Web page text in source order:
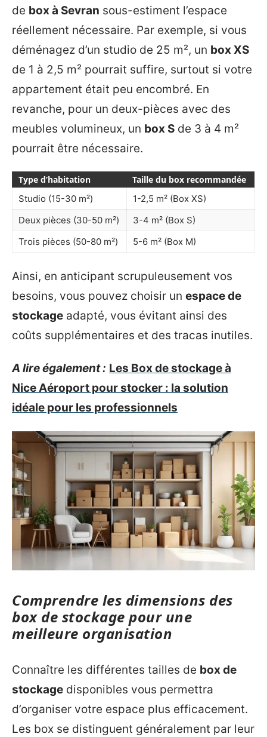
de box à Sevran sous-estiment l’espace
réellement nécessaire. Par exemple, si vous
déménagez d’un studio de 25 m², un box XS
de 1 à 2,5 m² pourrait suffire, surtout si votre
appartement était peu encombré. En
revanche, pour un deux-pièces avec des
meubles volumineux, un box S de 3 à 4 m²
pourrait être nécessaire.
Type d’habitation
Taille du box recommandée
Studio (15-30 m²)
1-2,5 m² (Box XS)
Deux pièces (30-50 m²)
3-4 m² (Box S)
Trois pièces (50-80 m²)
5-6 m² (Box M)
Ainsi, en anticipant scrupuleusement vos
besoins, vous pouvez choisir un espace de
stockage adapté, vous évitant ainsi des
coûts supplémentaires et des tracas inutiles.
A lire également : Les Box de stockage à
Nice Aéroport pour stocker : la solution
idéale pour les professionnels
Comprendre les dimensions des
box de stockage pour une
meilleure organisation
Connaître les différentes tailles de box de
stockage disponibles vous permettra
d’organiser votre espace plus efficacement.
Les box se distinguent généralement par leur